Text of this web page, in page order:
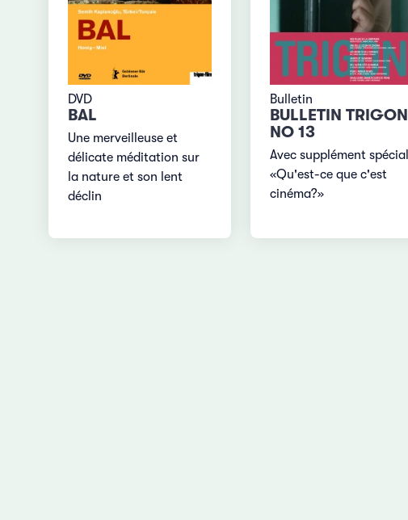
DVD
BAL
Une merveilleuse et
délicate méditation sur
la nature et son lent
déclin
Bulletin
BULLETIN TRIGON
NO 13
Avec supplément spécial
«Qu'est-ce que c'est
cinéma?»